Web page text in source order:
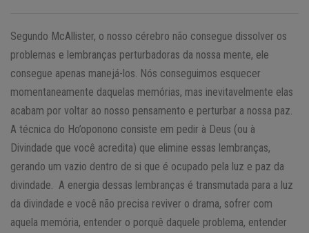
Segundo McAllister, o nosso cérebro não consegue dissolver os
problemas e lembranças perturbadoras da nossa mente, ele
consegue apenas manejá-los. Nós conseguimos esquecer
momentaneamente daquelas memórias, mas inevitavelmente elas
acabam por voltar ao nosso pensamento e perturbar a nossa paz.
A técnica do Ho’oponono consiste em pedir à Deus (ou à
Divindade que você acredita) que elimine essas lembranças,
gerando um vazio dentro de si que é ocupado pela luz e paz da
divindade. A energia dessas lembranças é transmutada para a luz
da divindade e você não precisa reviver o drama, sofrer com
aquela memória, entender o porquê daquele problema, entender